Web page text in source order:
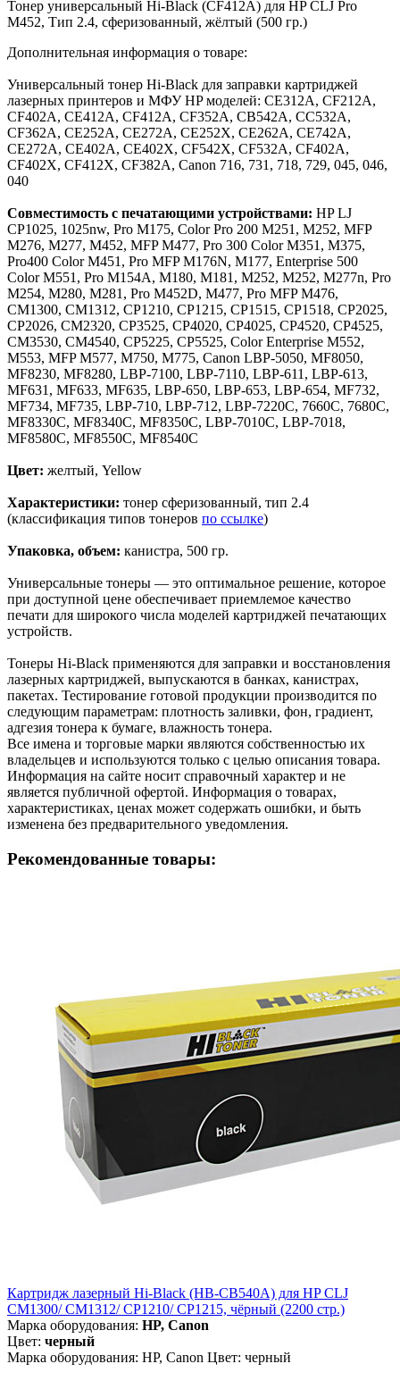
Тонер универсальный Hi-Black (CF412A) для HP CLJ Pro
M452, Тип 2.4, сферизованный, жёлтый (500 гр.)
Дополнительная информация о товаре:
Универсальный тонер Hi-Black для заправки картриджей
лазерных принтеров и МФУ HP моделей: CE312A, CF212A,
CF402A, CE412A, CF412A, CF352A, CB542A, CC532A,
CF362A, CE252A, CE272A, CE252X, CE262A, CE742A,
CE272A, CE402A, CE402X, CF542X, CF532A, CF402A,
CF402X, CF412X, CF382A, Canon 716, 731, 718, 729, 045, 046,
040
Совместимость с печатающими устройствами: HP LJ
CP1025, 1025nw, Pro M175, Color Pro 200 M251, M252, MFP
M276, M277, M452, MFP M477, Pro 300 Color M351, M375,
Pro400 Color M451, Pro MFP M176N, M177, Enterprise 500
Color M551, Pro M154A, M180, M181, M252, M252, M277n, Pro
M254, M280, M281, Pro M452D, M477, Pro MFP M476,
CM1300, CM1312, CP1210, CP1215, CP1515, CP1518, CP2025,
CP2026, CM2320, CP3525, CP4020, CP4025, CP4520, CP4525,
CM3530, CM4540, CP5225, CP5525, Color Enterprise M552,
M553, MFP M577, M750, M775, Canon LBP-5050, MF8050,
MF8230, MF8280, LBP-7100, LBP-7110, LBP-611, LBP-613,
MF631, MF633, MF635, LBP-650, LBP-653, LBP-654, MF732,
MF734, MF735, LBP-710, LBP-712, LBP-7220C, 7660C, 7680C,
MF8330C, MF8340C, MF8350C, LBP-7010C, LBP-7018,
MF8580С, MF8550C, MF8540C
Цвет: желтый, Yellow
Характеристики: тонер сферизованный, тип 2.4
(классификация типов тонеров по ссылке)
Упаковка, объем: канистра, 500 гр.
Универсальные тонеры — это оптимальное решение, которое
при доступной цене обеспечивает приемлемое качество
печати для широкого числа моделей картриджей печатающих
устройств.
Тонеры Hi-Black применяются для заправки и восстановления
лазерных картриджей, выпускаются в банках, канистрах,
пакетах. Тестирование готовой продукции производится по
следующим параметрам: плотность заливки, фон, градиент,
адгезия тонера к бумаге, влажность тонера.
Все имена и торговые марки являются собственностью их
владельцев и используются только с целью описания товара.
Информация на сайте носит справочный характер и не
является публичной офертой. Информация о товарах,
характеристиках, ценах может содержать ошибки, и быть
изменена без предварительного уведомления.
Рекомендованные товары:
Картридж лазерный Hi-Black (HB-CB540A) для HP CLJ
CM1300/ CM1312/ CP1210/ CP1215, чёрный (2200 стр.)
Марка оборудования: HP, Canon
Цвет: черный
Марка оборудования: HP, Canon Цвет: черный